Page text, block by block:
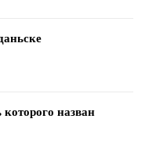
назван